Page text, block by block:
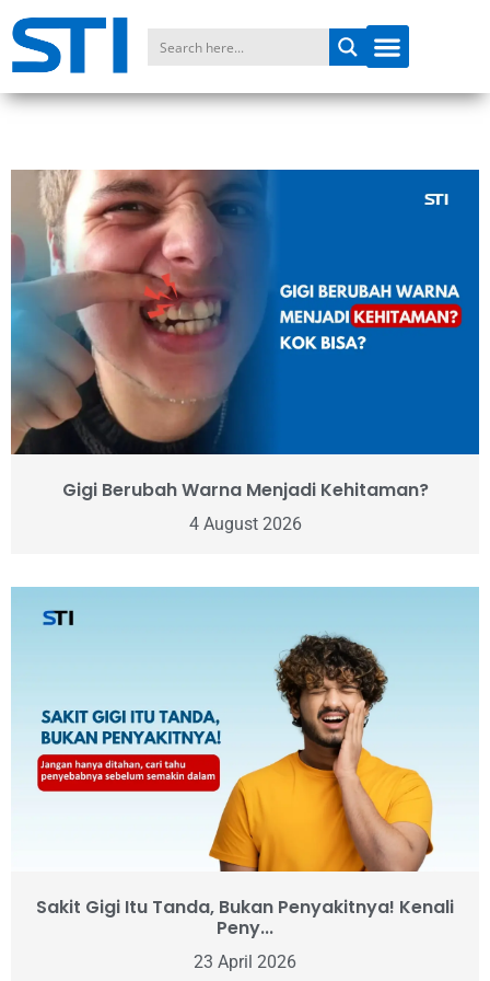
Gigi Berubah Warna Menjadi Kehitaman?
4 August 2026
Sakit Gigi Itu Tanda, Bukan Penyakitnya! Kenali
Peny...
23 April 2026